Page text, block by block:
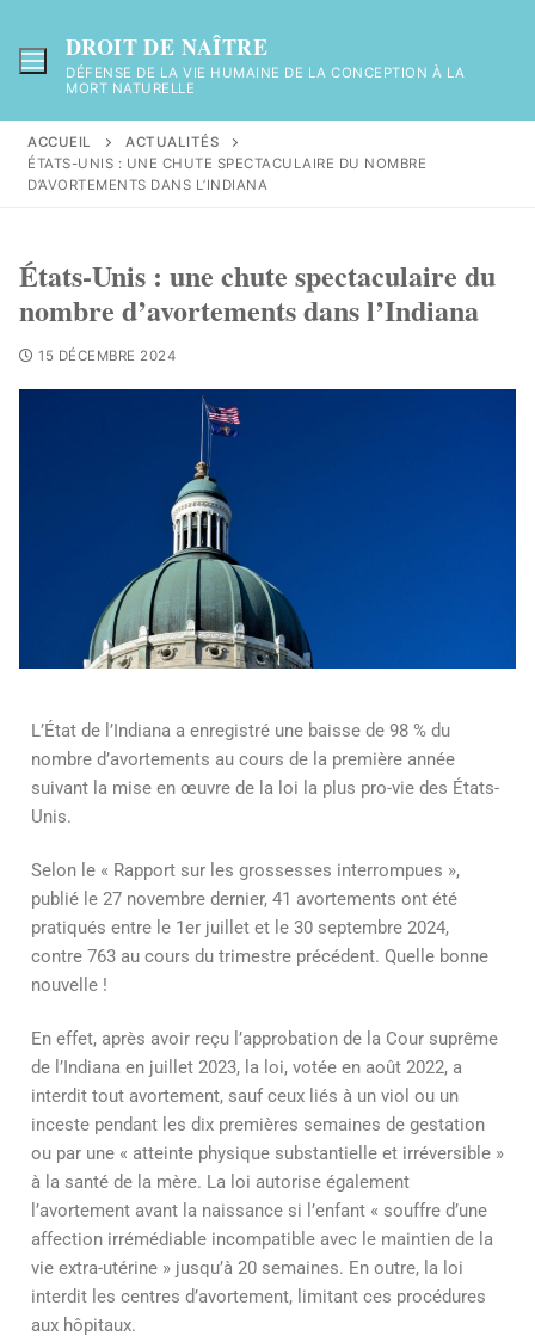
DROIT DE NAÎTRE
DÉFENSE DE LA VIE HUMAINE DE LA CONCEPTION À LA
MORT NATURELLE
ACCUEIL
ACTUALITÉS
ÉTATS-UNIS : UNE CHUTE SPECTACULAIRE DU NOMBRE
D’AVORTEMENTS DANS L’INDIANA
États-Unis : une chute spectaculaire du
nombre d’avortements dans l’Indiana
15 DÉCEMBRE 2024
L’État de l’Indiana a enregistré une baisse de 98 % du
nombre d’avortements au cours de la première année
suivant la mise en œuvre de la loi la plus pro-vie des États-
Unis.
Selon le « Rapport sur les grossesses interrompues »,
publié le 27 novembre dernier, 41 avortements ont été
pratiqués entre le 1er juillet et le 30 septembre 2024,
contre 763 au cours du trimestre précédent. Quelle bonne
nouvelle !
En effet, après avoir reçu l’approbation de la Cour suprême
de l’Indiana en juillet 2023, la loi, votée en août 2022, a
interdit tout avortement, sauf ceux liés à un viol ou un
inceste pendant les dix premières semaines de gestation
ou par une « atteinte physique substantielle et irréversible »
à la santé de la mère. La loi autorise également
l’avortement avant la naissance si l’enfant « souffre d’une
affection irrémédiable incompatible avec le maintien de la
vie extra-utérine » jusqu’à 20 semaines. En outre, la loi
interdit les centres d’avortement, limitant ces procédures
aux hôpitaux.